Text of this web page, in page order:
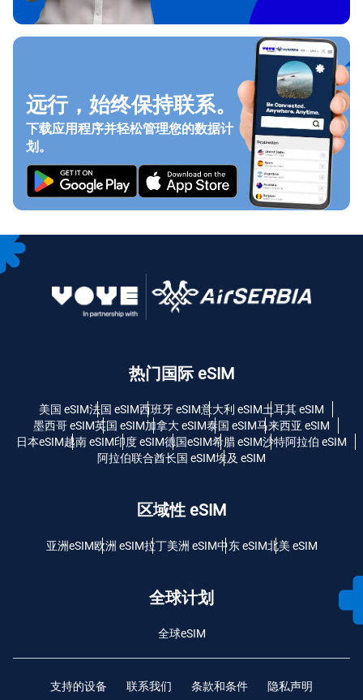
远行，始终保持联系。
下载应用程序并轻松管理您的数据计
划。
热门国际 eSIM
美国 eSIM法国 eSIM西班牙 eSIM意大利 eSIM土耳其 eSIM
墨西哥 eSIM英国 eSIM加拿大 eSIM泰国 eSIM马来西亚 eSIM
日本eSIM越南 eSIM印度 eSIM德国eSIM希腊 eSIM沙特阿拉伯 eSIM
阿拉伯联合酋长国 eSIM埃及 eSIM
区域性 eSIM
亚洲eSIM欧洲 eSIM拉丁美洲 eSIM中东 eSIM北美 eSIM
全球计划
全球eSIM
支持的设备 联系我们 条款和条件 隐私声明